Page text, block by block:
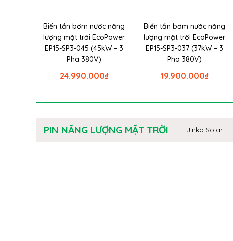
Biến tần bơm nước năng
lượng mặt trời EcoPower
EP15-SP3-045 (45kW – 3
Pha 380V)
₫
24.990.000
Biến tần bơm nước năng
lượng mặt trời EcoPower
EP15-SP3-037 (37kW – 3
Pha 380V)
₫
19.900.000
PIN NĂNG LƯỢNG MẶT TRỜI Jinko Solar